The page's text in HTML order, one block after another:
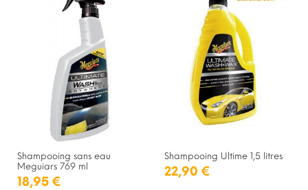
Shampooing sans eau
Meguiars 769 ml
18,95 €
Shampooing Ultime 1,5 litres
22,90 €